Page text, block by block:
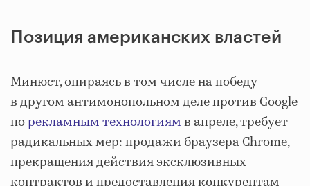
Позиция американских властей
Минюст, опираясь в том числе на победу
в другом антимонопольном деле против Google
порекламным технологиямв апреле, требует
радикальных мер: продажи браузера Chrome,
прекращения действия эксклюзивных